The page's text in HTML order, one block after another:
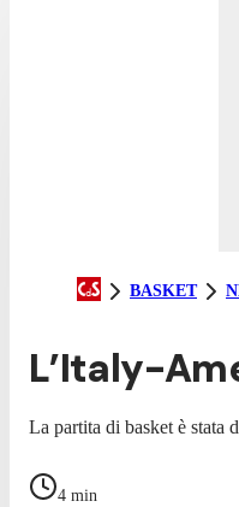
BASKET
L’Italy-
La partita di basket è stata
4 min